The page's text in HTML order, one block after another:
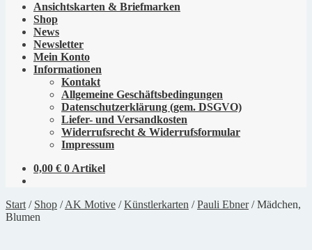
Ansichtskarten & Briefmarken
Shop
News
Newsletter
Mein Konto
Informationen
Kontakt
Allgemeine Geschäftsbedingungen
Datenschutzerklärung (gem. DSGVO)
Liefer- und Versandkosten
Widerrufsrecht & Widerrufsformular
Impressum
0,00 € 0 Artikel
Start / Shop /AK Motive /Künstlerkarten /Pauli Ebner/Mädchen,
Blumen